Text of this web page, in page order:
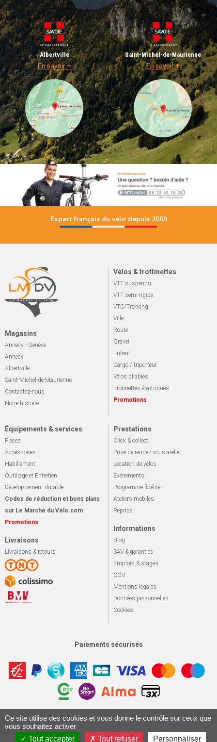
Albertville
En savoir +
Saint-Michel-de-Maurienne
En savoir +
Expert français du vélo depuis 2009
Magasins
Annecy - Genève
Annecy
Albertville
Saint-Michel-de-Maurienne
Contactez-nous
Notre histoire
Vélos & trottinettes
VTT suspendu
VTT semi-rigide
VTC/Trekking
Ville
Route
Gravel
Enfant
Cargo / triporteur
Vélos pliables
Trotinettes électriques
Promotions
Équipements & services
Pièces
Accessoires
Habillement
Outillage et Entretien
Développement durable
Codes de réduction et bons plans
sur Le Marché du Vélo.com
Promotions
Livraisons
Livraisons & retours
Prestations
Click & collect
Prise de rendez-vous atelier
Location de vélos
Événements
Programme fidélité
Ateliers mobiles
Reprise
Informations
Blog
SAV & garanties
Emplois & stages
CGV
Mentions légales
Données personnelles
Cookies
Paiements sécurisés
© 2026 Le marché du vélo Tous droits réservés. Apotekisto,
Conception & Réalisation 161.io
Ce site utilise des cookies et vous donne le contrôle sur ceux que
vous souhaitez activer
Tout accepter
Tout refuser Personnaliser